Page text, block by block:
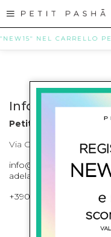
NEL CARRELLO
Info contatti
Petit Pasha
Via Cilea, 255 Napoli
info@petitpasha.com,
+39081643421 ,